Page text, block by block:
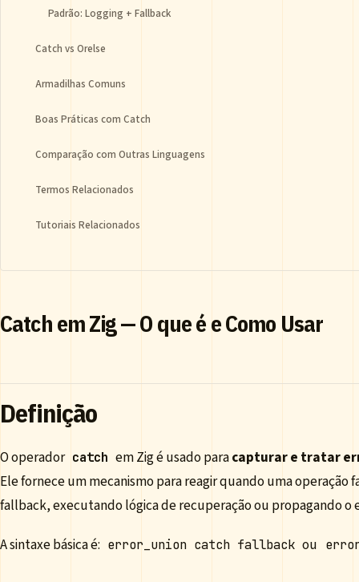
Padrão: Logging + Fallback
Catch vs Orelse
Armadilhas Comuns
Boas Práticas com Catch
Comparação com Outras Linguagens
Termos Relacionados
Tutoriais Relacionados
Catch em Zig — O que é e Como Usar
Definição
O operador catch em Zig é usado paracapturar e tratar
Ele fornece um mecanismo para reagir quando uma operação
fallback, executando lógica de recuperação ou propagando o
A sintaxe básica é: error_union catch fallback ou